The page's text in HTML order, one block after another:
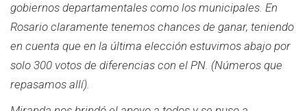
gobiernos departamentales como los municipales. En
Rosario claramente tenemos chances de ganar, teniendo
en cuenta que en la última elección estuvimos abajo por
solo 300 votos de diferencias con el PN. (Números que
repasamos allí).